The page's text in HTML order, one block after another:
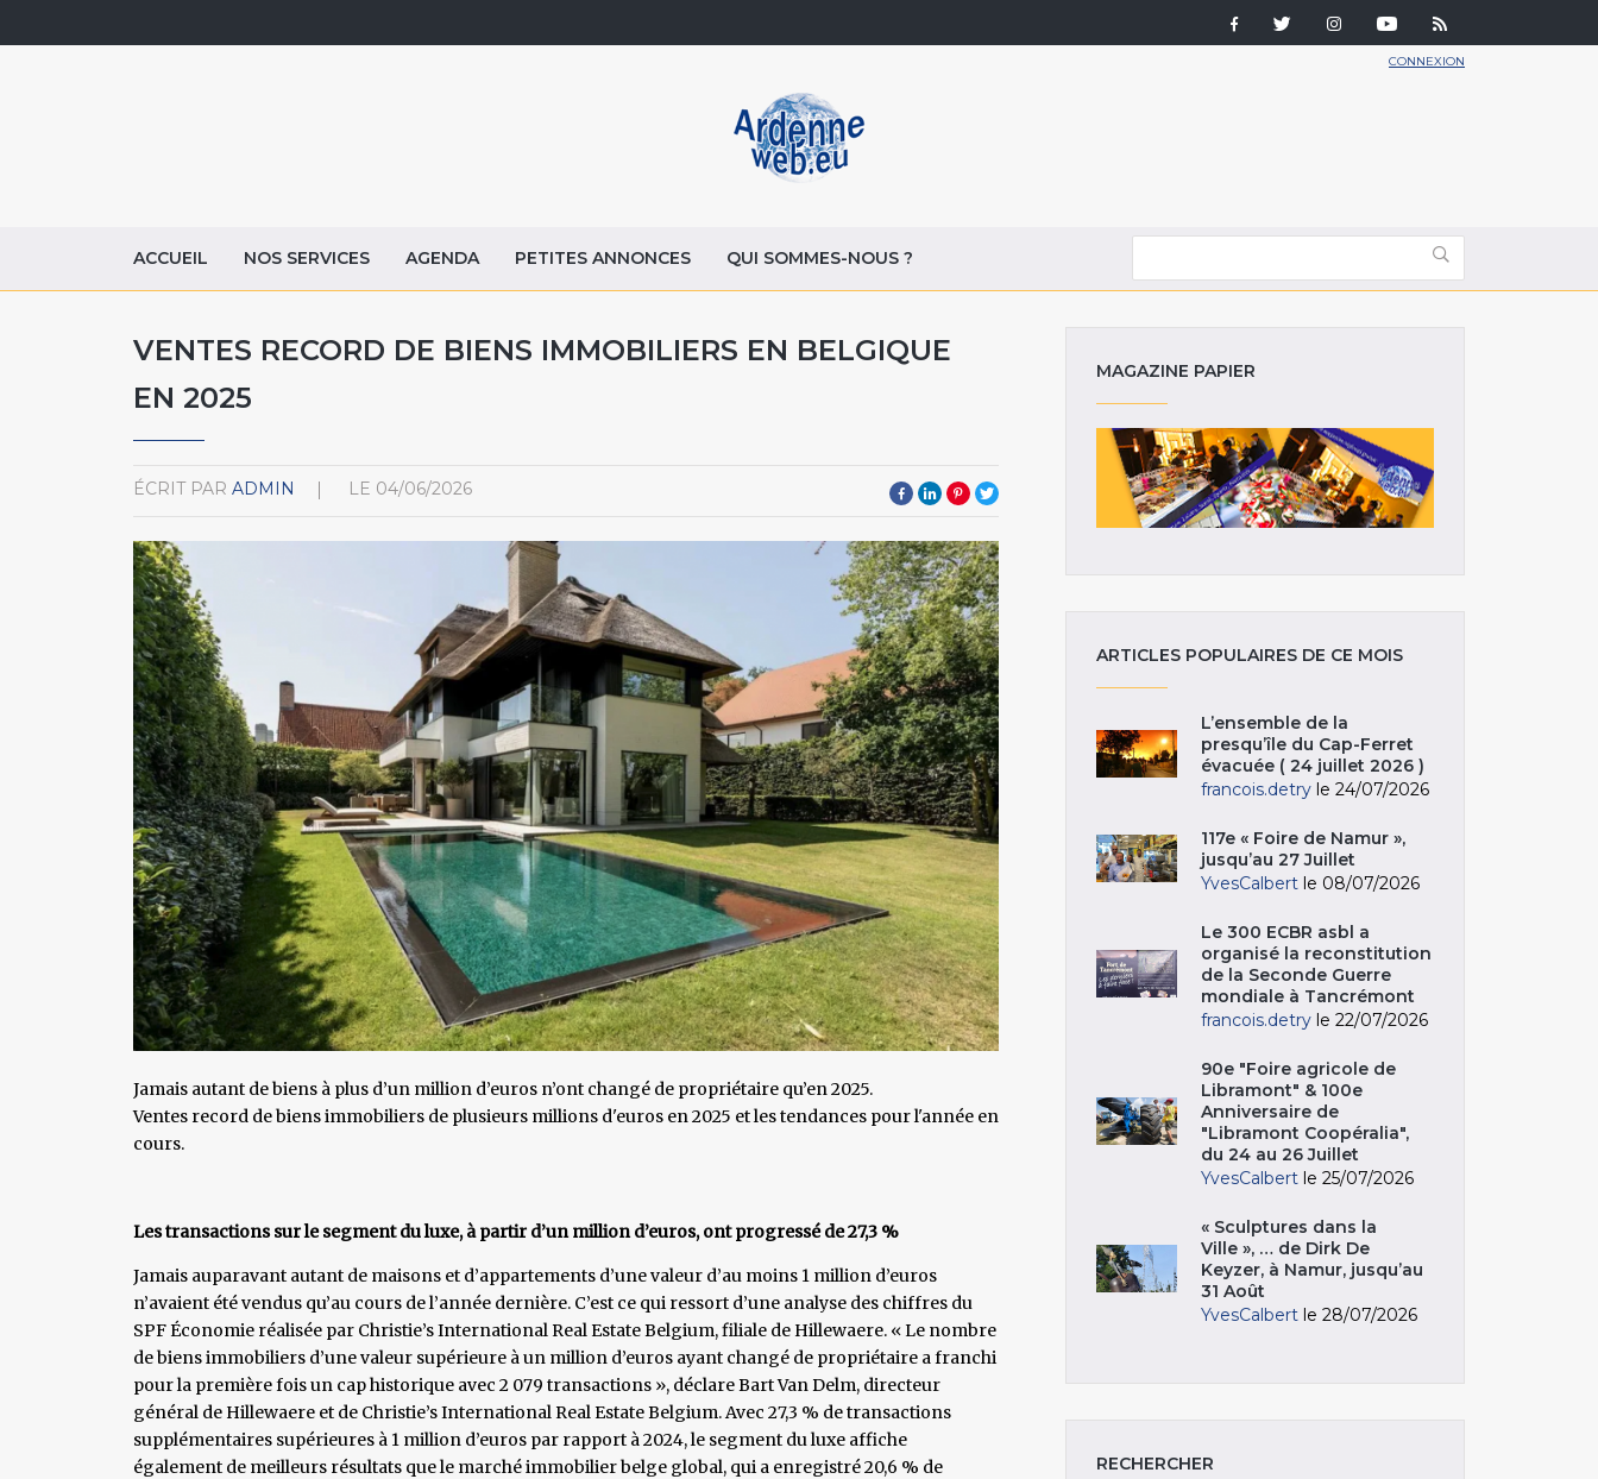
CONNEXION
ACCUEIL NOS SERVICES AGENDA PETITES ANNONCES QUI SOMMES-NOUS ?
VENTES RECORD DE BIENS IMMOBILIERS EN BELGIQUE
EN 2025
ÉCRIT PAR ADMIN LE 04/06/2026
Jamais autant de biens à plus d’un million d’euros n’ont changé de propriétaire qu’en 2025.
Ventes record de biens immobiliers de plusieurs millions d'euros en 2025 et les tendances pour l'année en
cours.
Les transactions sur le segment du luxe, à partir d’un million d’euros, ont progressé de 27,3 %
Jamais auparavant autant de maisons et d’appartements d’une valeur d’au moins 1 million d’euros
n’avaient été vendus qu’au cours de l’année dernière. C’est ce qui ressort d’une analyse des chiffres du
SPF Économie réalisée par Christie’s International Real Estate Belgium, filiale de Hillewaere. « Le nombre
de biens immobiliers d’une valeur supérieure à un million d’euros ayant changé de propriétaire a franchi
pour la première fois un cap historique avec 2 079 transactions », déclare Bart Van Delm, directeur
général de Hillewaere et de Christie’s International Real Estate Belgium. Avec 27,3 % de transactions
supplémentaires supérieures à 1 million d’euros par rapport à 2024, le segment du luxe affiche
également de meilleurs résultats que le marché immobilier belge global, qui a enregistré 20,6 % de
MAGAZINE PAPIER
ARTICLES POPULAIRES DE CE MOIS
L’ensemble de la
presqu’île du Cap-Ferret
évacuée ( 24 juillet 2026 )
francois.detry le 24/07/2026
117e « Foire de Namur »,
jusqu’au 27 Juillet
YvesCalbert le 08/07/2026
Le 300 ECBR asbl a
organisé la reconstitution
de la Seconde Guerre
mondiale à Tancrémont
francois.detry le 22/07/2026
90e "Foire agricole de
Libramont" & 100e
Anniversaire de
"Libramont Coopéralia",
du 24 au 26 Juillet
YvesCalbert le 25/07/2026
« Sculptures dans la
Ville », … de Dirk De
Keyzer, à Namur, jusqu’au
31 Août
YvesCalbert le 28/07/2026
RECHERCHER